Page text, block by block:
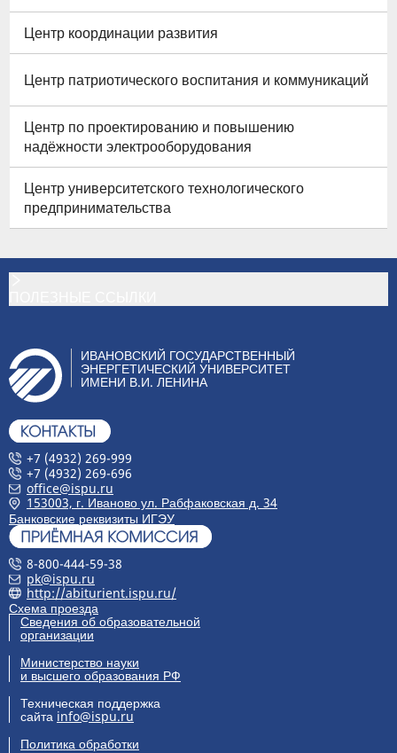
Центр координации развития
Центр патриотического воспитания и коммуникаций
Центр по проектированию и повышению
надёжности электрооборудования
Центр университетского технологического
предпринимательства
ИВАНОВСКИЙ ГОСУДАРСТВЕННЫЙ
ЭНЕРГЕТИЧЕСКИЙ УНИВЕРСИТЕТ
ИМЕНИ В.И. ЛЕНИНА
+7 (4932) 269-999
+7 (4932) 269-696
office@ispu.ru
153003, г. Иваново ул. Рабфаковская д. 34
Банковские реквизиты ИГЭУ
8-800-444-59-38
pk@ispu.ru
http://abiturient.ispu.ru/
Схема проезда
Сведения об образовательной
организации
Министерство науки
и высшего образования РФ
Техническая поддержка
сайта info@ispu.ru
Политика обработки